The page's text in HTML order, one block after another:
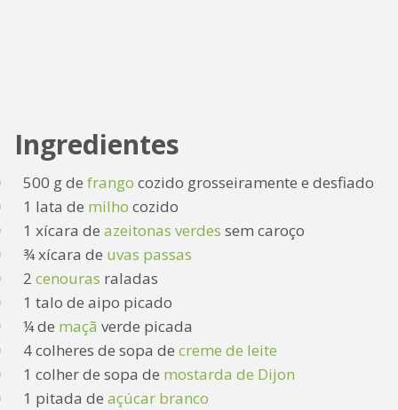
Ingredientes
500 g de frango cozido grosseiramente e desfiado
1 lata de milho cozido
1 xícara de azeitonas verdes sem caroço
¾ xícara de uvas passas
2 cenouras raladas
1 talo de aipo picado
¼ de maçã verde picada
4 colheres de sopa de creme de leite
1 colher de sopa de mostarda de Dijon
1 pitada de açúcar branco